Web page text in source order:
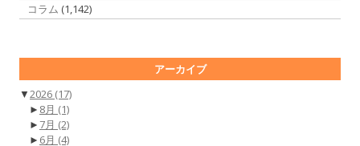
コラム (1,142)
アーカイブ
▼2026 (17)
► 8月 (1)
► 7月 (2)
► 6月 (4)